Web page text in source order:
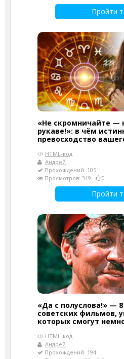
Пройти
«Не скромничайте —
рукаве!»: в чём
превосходство
HTML-код
Андрей
Прохождений: 105
Просмотров: 319
0
Пройти
«Да с полуслова!» —
советских фильмов,
которых смогут
HTML-код
Андрей
Прохождений: 194